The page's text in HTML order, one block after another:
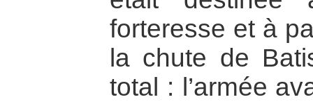
forteresse et à
la chute de
total : l’armée